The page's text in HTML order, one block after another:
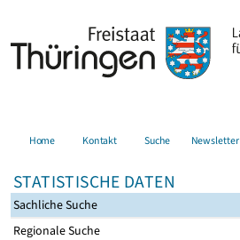
Home Kontakt Suche Newsletter
STATISTISCHE DATEN
Sachliche Suche
Regionale Suche